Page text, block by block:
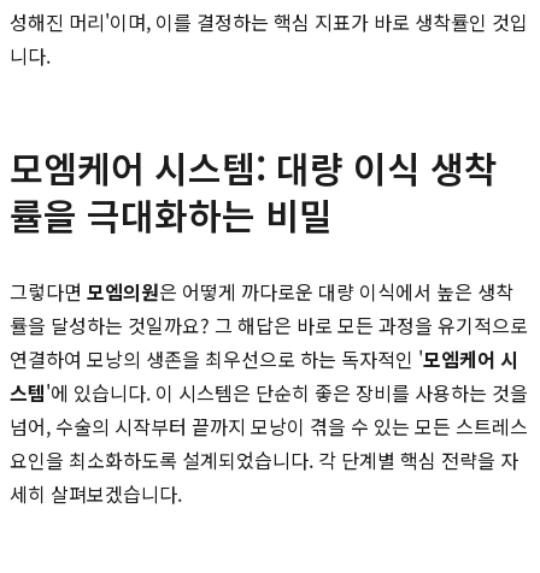
성해진 머리'이며, 이를 결정하는 핵심 지표가 바로 생착률인 것입
니다.
모엠케어 시스템: 대량 이식 생착
률을 극대화하는 비밀
그렇다면 모엠의원은 어떻게 까다로운 대량 이식에서 높은 생착
률을 달성하는 것일까요? 그 해답은 바로 모든 과정을 유기적으로
연결하여 모낭의 생존을 최우선으로 하는 독자적인 '모엠케어 시
스템'에 있습니다. 이 시스템은 단순히 좋은 장비를 사용하는 것을
넘어, 수술의 시작부터 끝까지 모낭이 겪을 수 있는 모든 스트레스
요인을 최소화하도록 설계되었습니다. 각 단계별 핵심 전략을 자
세히 살펴보겠습니다.